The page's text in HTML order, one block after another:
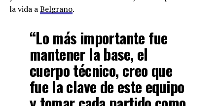
la vida aBelgrano.
“Lo más importante fue
mantener la base, el
cuerpo técnico, creo que
fue la clave de este equipo